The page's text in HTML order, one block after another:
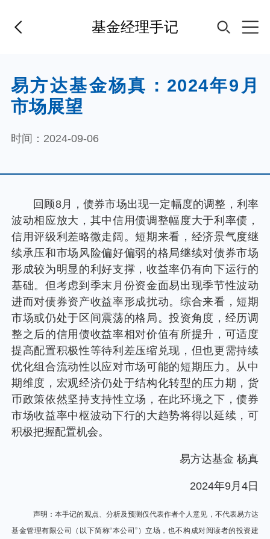
基金经理手记
首页
基金经理
FOF
个人养老金
投资顾问
关于我们
我的账户
客服中心
易方达基金杨真：2024年9月
市场展望
时间：2024-09-06
回顾8月，债券市场出现一定幅度的调整，利率
波动相应放大，其中信用债调整幅度大于利率债，
信用评级利差略微走阔。短期来看，经济景气度继
续承压和市场风险偏好偏弱的格局继续对债券市场
形成较为明显的利好支撑，收益率仍有向下运行的
基础。但考虑到季末月份资金面易出现季节性波动
进而对债券资产收益率形成扰动。综合来看，短期
市场或仍处于区间震荡的格局。投资角度，经历调
整之后的信用债收益率相对价值有所提升，可适度
提高配置积极性等待利差压缩兑现，但也更需持续
优化组合流动性以应对市场可能的短期压力。从中
期维度，宏观经济仍处于结构化转型的压力期，货
币政策依然坚持支持性立场，在此环境之下，债券
市场收益率中枢波动下行的大趋势将得以延续，可
积极把握配置机会。
易方达基金 杨真
2024年9月4日
声明：本手记的观点、分析及预测仅代表作者个人意见，不代表易方达
基金管理有限公司（以下简称“本公司”）立场，也不构成对阅读者的投资建